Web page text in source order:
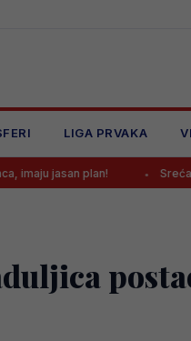
LIGA PRVAKA
Sreća je Emanu